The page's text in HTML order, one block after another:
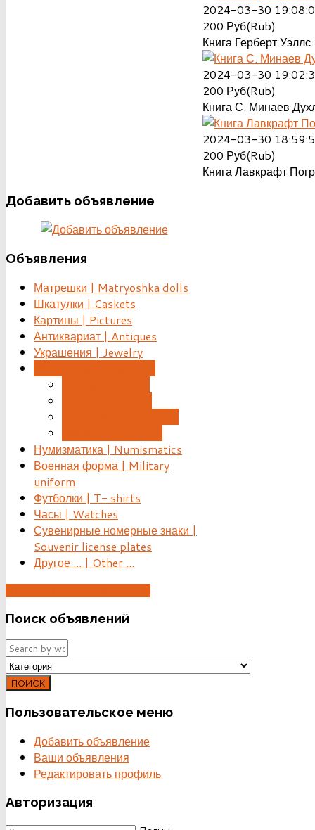
2024-03-30
200 Руб(Rub)
Книга Герберт
2024-03-30
200 Руб(Rub)
Книга С. Минаев
2024-03-30
200 Руб(Rub)
Книга Лавкрафт
Добавить объявление
Объявления
Матрешки | Matryoshka dolls
Шкатулки | Caskets
Картины | Pictures
Антиквариат | Antiques
Украшения | Jewelry
Нумизматика | Numismatics
Военная форма | Military
uniform
Футболки | T- shirts
Часы | Watches
Сувенирные номерные знаки |
Souvenir license plates
Другое ... | Other ...
Поиск объявлений
ПОИСК
Пользовательское меню
Добавить объявление
Ваши объявления
Редактировать профиль
Авторизация